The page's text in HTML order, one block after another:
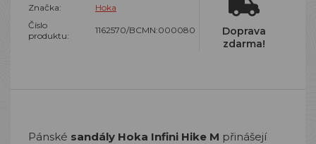
Značka:
Hoka
Číslo
produktu:
1162570/BCMN:000080
Doprava
zdarma!
Pánské sandály Hoka Infini Hike M přinášejí